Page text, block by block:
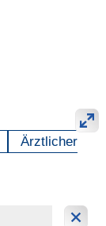
Ärztlicher